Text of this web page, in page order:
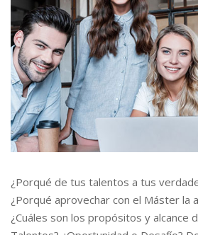
¿Porqué de tus talentos a tus
¿Porqué aprovechar con el Máster la
¿Cuáles son los propósitos y alcance